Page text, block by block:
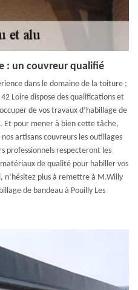
: un couvreur qualifié
dans le domaine de la toiture ;
Loire dispose des qualifications et
de vos travaux d’habillage de
Et pour mener à bien cette tâche,
artisans couvreurs les outillages
professionnels respecteront les
de qualité pour habiller vos
n’hésitez plus à remettre à M.Willy
de bandeau à Pouilly Les